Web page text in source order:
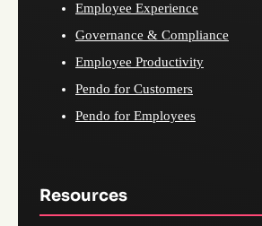
Employee Experience
Governance & Compliance
Employee Productivity
Pendo for Customers
Pendo for Employees
Resources